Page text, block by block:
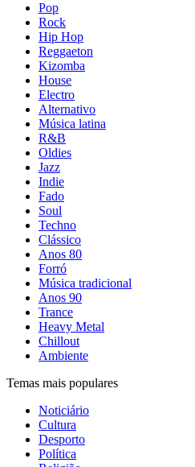
Pop
Rock
Hip Hop
Reggaeton
Kizomba
House
Electro
Alternativo
Música latina
R&B
Oldies
Jazz
Indie
Fado
Soul
Techno
Clássico
Anos 80
Forró
Música tradicional
Anos 90
Trance
Heavy Metal
Chillout
Ambiente
Temas mais populares
Noticiário
Cultura
Desporto
Política